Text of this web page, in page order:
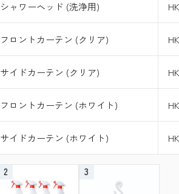
シャワーヘッド (洗浄用)
フロントカーテン (クリア)
サイドカーテン (クリア)
フロントカーテン (ホワイト)
サイドカーテン (ホワイト)
2 3